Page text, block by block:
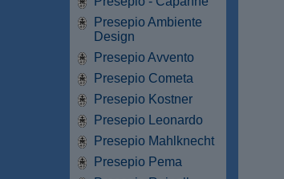
Presepio Ambiente
Design
Presepio Avvento
Presepio Cometa
Presepio Kostner
Presepio Leonardo
Presepio Mahlknecht
Presepio Pema